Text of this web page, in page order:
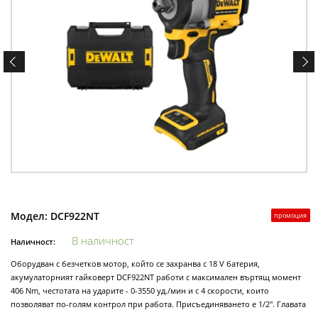
промоция
Модел: DCF922NT
Наличност: В наличност
Оборудван с безчетков мотор, който се захранва с 18 V батерия,
акумулаторният гайковерт DCF922NT работи с максимален въртящ момент
406 Nm, честотата на ударите - 0-3550 уд./мин и с 4 скорости, които
позволяват по-голям контрол при работа. Присъединяването е 1/2". Главата